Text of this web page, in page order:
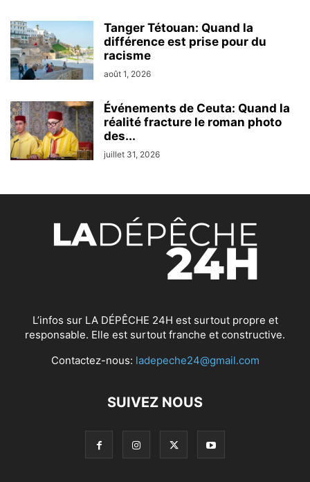
Tanger Tétouan: Quand la
différence est prise pour du
racisme
août 1, 2026
Événements de Ceuta: Quand la
réalité fracture le roman photo
des...
juillet 31, 2026
L’infos sur LA DÉPÊCHE 24H est surtout propre et
responsable. Elle est surtout franche et constructive.
Contactez-nous: ladepeche24@gmail.com
SUIVEZ NOUS